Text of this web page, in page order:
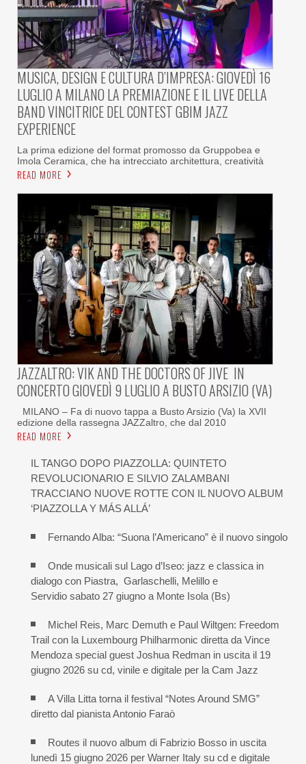
MUSICA, DESIGN E CULTURA D’IMPRESA: GIOVEDÌ 16
LUGLIO A MILANO LA PREMIAZIONE E IL LIVE DELLA
BAND VINCITRICE DEL CONTEST GBIM JAZZ
EXPERIENCE
La prima edizione del format promosso da Gruppobea e
Imola Ceramica, che ha intrecciato architettura, creatività
READ MORE
JAZZALTRO: VIK AND THE DOCTORS OF JIVE IN
CONCERTO GIOVEDÌ 9 LUGLIO A BUSTO ARSIZIO (VA)
MILANO – Fa di nuovo tappa a Busto Arsizio (Va) la XVII
edizione della rassegna JAZZaltro, che dal 2010
READ MORE
IL TANGO DOPO PIAZZOLLA: QUINTETO
REVOLUCIONARIO E SILVIO ZALAMBANI
TRACCIANO NUOVE ROTTE CON IL NUOVO ALBUM
‘PIAZZOLLA Y MÁS ALLÁ’
Fernando Alba: “Suona l’Americano” è il nuovo singolo
Onde musicali sul Lago d’Iseo: jazz e classica in
dialogo con Piastra, Garlaschelli, Melillo e
Servidio sabato 27 giugno a Monte Isola (Bs)
Michel Reis, Marc Demuth e Paul Wiltgen: Freedom
Trail con la Luxembourg Philharmonic diretta da Vince
Mendoza special guest Joshua Redman in uscita il 19
giugno 2026 su cd, vinile e digitale per la Cam Jazz
A Villa Litta torna il festival “Notes Around SMG”
diretto dal pianista Antonio Faraò
Routes il nuovo album di Fabrizio Bosso in uscita
lunedì 15 giugno 2026 per Warner Italy su cd e digitale